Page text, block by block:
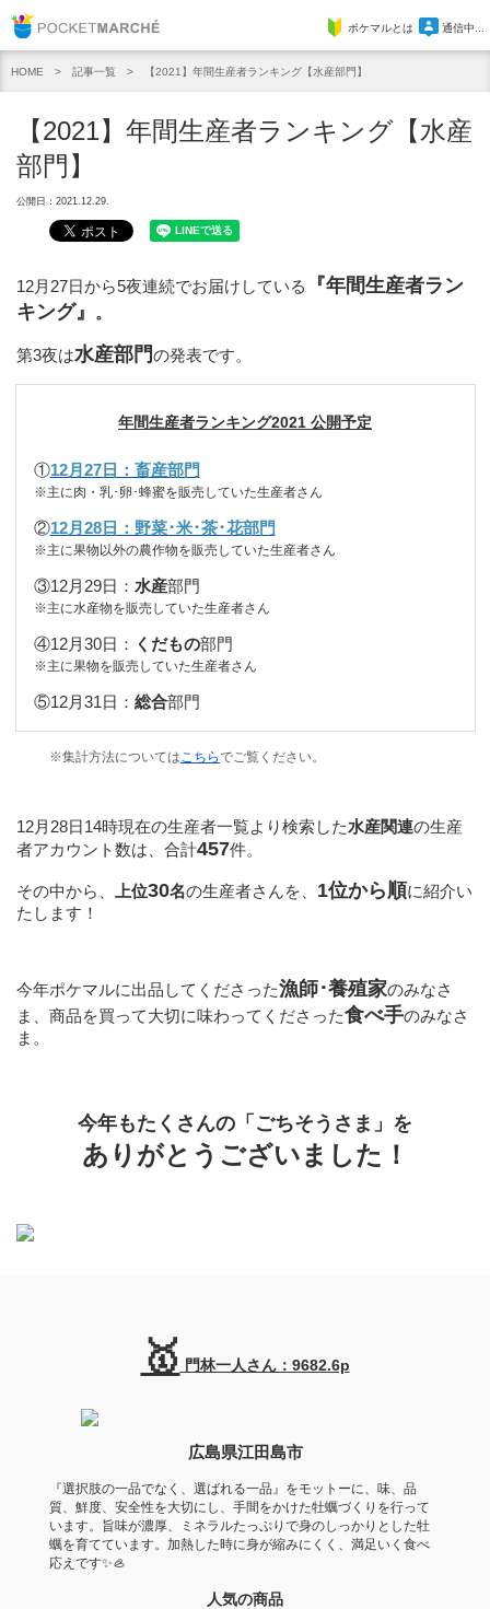
Pocket Marcheポケマルとは 通信中...
HOME 記事一覧 【2021】年間生産者ランキング【水産部門】
【2021】年間生産者ランキング【水産
部門】
公開日：2021.12.29.
12月27日から5夜連続でお届けしている
『年間生産者ラン
キング』
。
第3夜は水産部門の発表です。
年間生産者ランキング2021 公開予定
①12月27日：畜産部門
※主に肉・乳･卵･蜂蜜を販売していた生産者さん
②12月28日：野菜･米･茶･花部門
※主に果物以外の農作物を販売していた生産者さん
③12月29日： 水産部門
※主に水産物を販売していた生産者さん
④12月30日： くだもの部門
※主に果物を販売していた生産者さん
⑤12月31日： 総合部門
※集計方法についてはこちらでご覧ください。
12月28日14時現在の生産者一覧より検索した水産関連の生産
者アカウント数は、合計457件。
その中から、 上位30名の生産者さんを、 1位から順に紹介い
たします！
今年ポケマルに出品してくださった漁師･養殖家のみなさ
ま、商品を買って大切に味わってくださった食べ手のみなさ
ま。
今年もたくさんの「ごちそうさま」を
️ありがとうございました！
🥇 門林一人さん：9682.6p
広島県江田島市
『選択肢の一品でなく、選ばれる一品』をモットーに、味、品
質、鮮度、安全性を大切にし、手間をかけた牡蠣づくりを行って
います。旨味が濃厚、ミネラルたっぷりで身のしっかりとした牡
蠣を育てています。加熱した時に身が縮みにくく、満足いく食べ
応えです✨🦪
人気の商品